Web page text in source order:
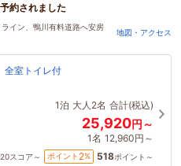
約されました
イン、鴨川有料道路へ安房
地図・アクセス
室トイレ付
1泊 大人2名 合計(税込)
25,920円～
1名 12,960円～
スコア～ ポイント 2% 518ポイント～